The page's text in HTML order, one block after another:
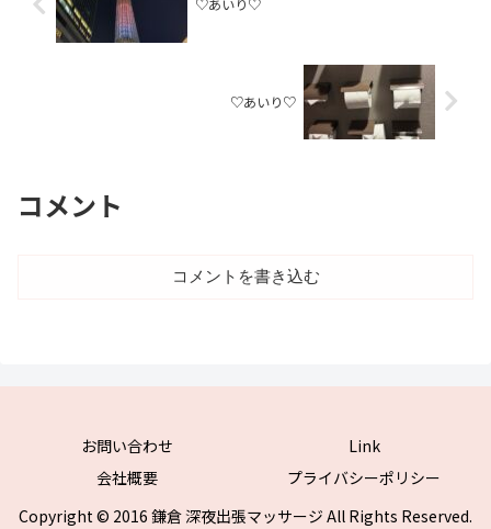
♡あいり♡
♡あいり♡
コメント
コメントを書き込む
お問い合わせ
Link
会社概要
プライバシーポリシー
Copyright © 2016 鎌倉 深夜出張マッサージ All Rights Reserved.